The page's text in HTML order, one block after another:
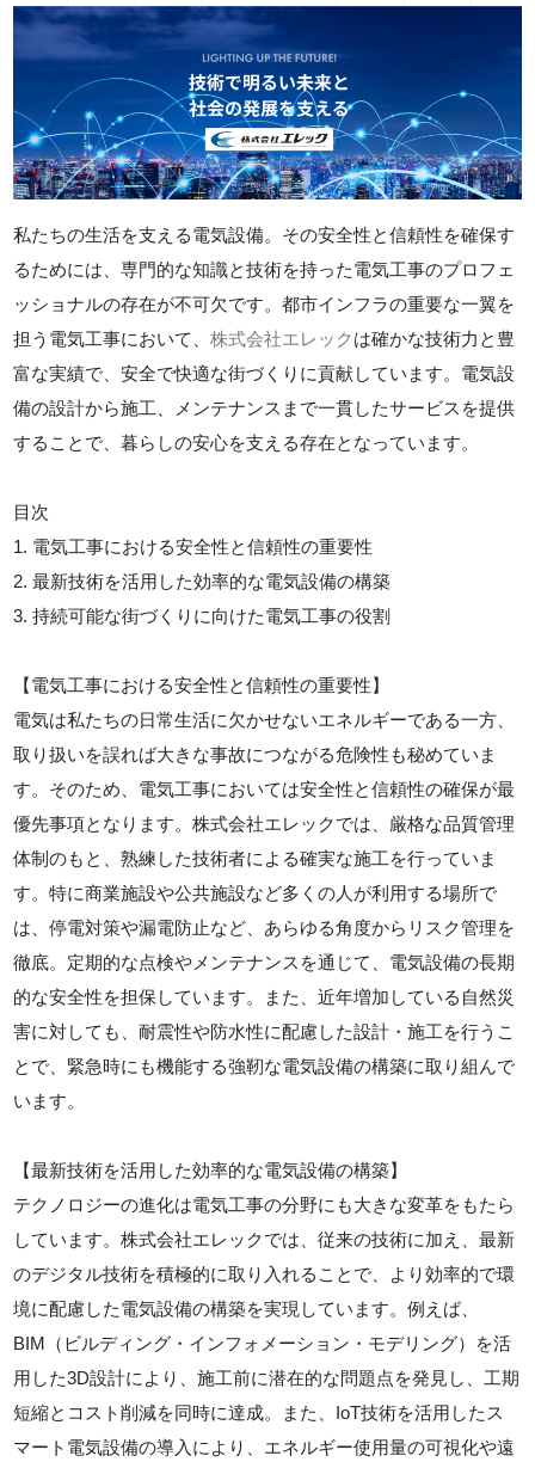
私たちの生活を支える電気設備。その安全性と信頼性を確保す
るためには、専門的な知識と技術を持った電気工事のプロフェ
ッショナルの存在が不可欠です。都市インフラの重要な一翼を
担う電気工事において、株式会社エレック は確かな技術力と豊
富な実績で、安全で快適な街づくりに貢献しています。電気設
備の設計から施工、メンテナンスまで一貫したサービスを提供
することで、暮らしの安心を支える存在となっています。
目次
1. 電気工事における安全性と信頼性の重要性
2. 最新技術を活用した効率的な電気設備の構築
3. 持続可能な街づくりに向けた電気工事の役割
【電気工事における安全性と信頼性の重要性】
電気は私たちの日常生活に欠かせないエネルギーである一方、
取り扱いを誤れば大きな事故につながる危険性も秘めていま
す。そのため、電気工事においては安全性と信頼性の確保が最
優先事項となります。株式会社エレックでは、厳格な品質管理
体制のもと、熟練した技術者による確実な施工を行っていま
す。特に商業施設や公共施設など多くの人が利用する場所で
は、停電対策や漏電防止など、あらゆる角度からリスク管理を
徹底。定期的な点検やメンテナンスを通じて、電気設備の長期
的な安全性を担保しています。また、近年増加している自然災
害に対しても、耐震性や防水性に配慮した設計・施工を行うこ
とで、緊急時にも機能する強靭な電気設備の構築に取り組んで
います。
【最新技術を活用した効率的な電気設備の構築】
テクノロジーの進化は電気工事の分野にも大きな変革をもたら
しています。株式会社エレックでは、従来の技術に加え、最新
のデジタル技術を積極的に取り入れることで、より効率的で環
境に配慮した電気設備の構築を実現しています。例えば、
BIM（ビルディング・インフォメーション・モデリング）を活
用した3D設計により、施工前に潜在的な問題点を発見し、工期
短縮とコスト削減を同時に達成。また、IoT技術を活用したス
マート電気設備の導入により、エネルギー使用量の可視化や遠